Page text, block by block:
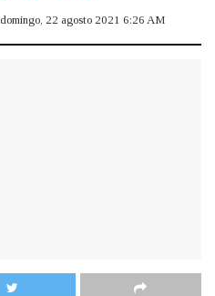
domingo, 22 agosto 2021 6:26 AM